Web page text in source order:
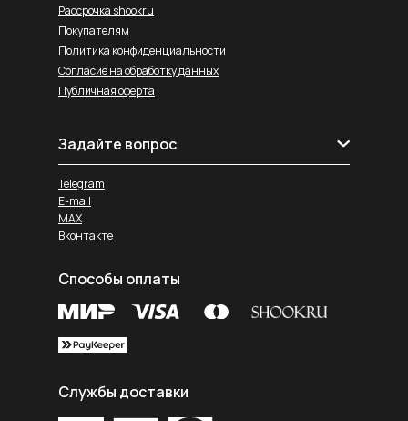
Рассрочка shookru
Покупателям
Политика конфиденциальности
Согласие на обработку данных
Публичная оферта
Задайте вопрос
Telegram
E-mail
MAX
Вконтакте
Службы доставки
Способы оплаты